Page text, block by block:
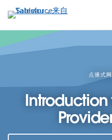
转
到
要
点播式